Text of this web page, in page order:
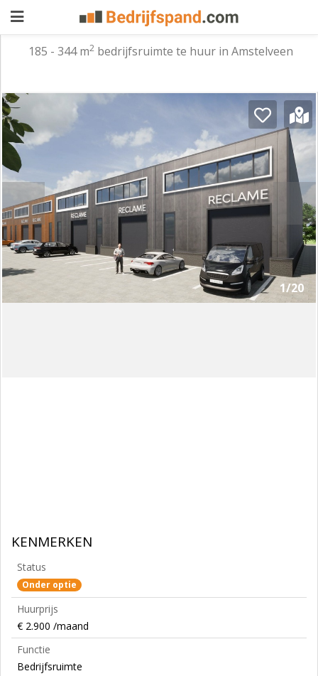
aanbieden
zoeken
adverteren
Premium
adverteren
Blog
Registreren
185 - 344 m2bedrijfsruimte te huur in Amstelveen
1/20
KENMERKEN
Status
Onder optie
Huurprijs
€ 2.900 /maand
Functie
Bedrijfsruimte